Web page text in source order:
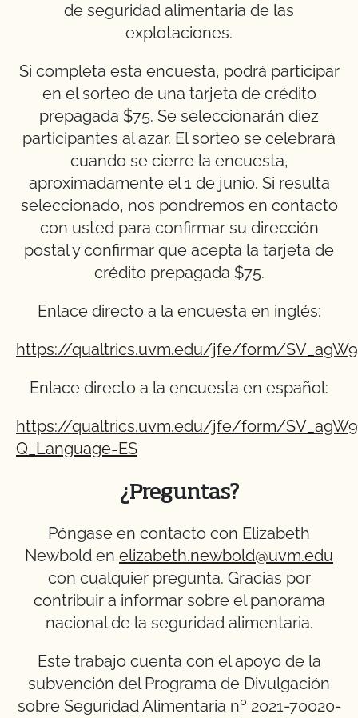
de seguridad alimentaria de las
explotaciones.
Si completa esta encuesta, podrá participar
en el sorteo de una tarjeta de crédito
prepagada $75. Se seleccionarán diez
participantes al azar. El sorteo se celebrará
cuando se cierre la encuesta,
aproximadamente el 1 de junio. Si resulta
seleccionado, nos pondremos en contacto
con usted para confirmar su dirección
postal y confirmar que acepta la tarjeta de
crédito prepagada $75.
Enlace directo a la encuesta en inglés:
https://qualtrics.uvm.edu/jfe/form/
Enlace directo a la encuesta en español:
https://qualtrics.uvm.edu/jfe/form/
Q_Language=ES
¿Preguntas?
Póngase en contacto con Elizabeth
Newbold en elizabeth.newbold@uvm.edu
con cualquier pregunta. Gracias por
contribuir a informar sobre el panorama
nacional de la seguridad alimentaria.
Este trabajo cuenta con el apoyo de la
subvención del Programa de Divulgación
sobre Seguridad Alimentaria nº 2021-70020-